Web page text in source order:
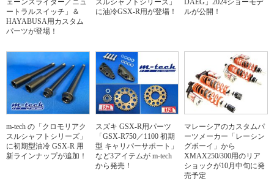
ェーンスライダー／ニュ
ートラルスイッチ」＆
HAYABUSA用カスタム
パーツが登場！
スルシャフトシリーズ」
に油冷GSX-R用が登場！
DAEG」2024ショーモデ
ルが公開！
m-tech の「クロモリアク
スルシャフトシリーズ」
に初期型油冷 GSX-R 用
新ラインナップが追加！
スズキ GSX-R用パーツ
「GSX-R750／1100 初期
型 キャリパーサポート」
など3アイテムが m-tech
から発売！
マレーシアのカスタムパ
ーツメーカー「レーシン
グボーイ」から
XMAX250/300用のリア
ショックが10月中旬に発
売予定